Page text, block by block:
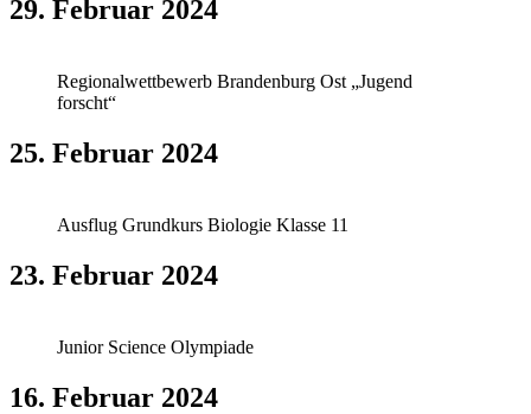
29. Februar 2024
Regionalwettbewerb Brandenburg Ost „Jugend
forscht“
25. Februar 2024
Ausflug Grundkurs Biologie Klasse 11
23. Februar 2024
Junior Science Olympiade
16. Februar 2024